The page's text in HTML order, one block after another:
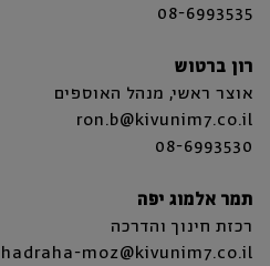
08-6993535
רון ברטוש
אוצר ראשי, מנהל האוספים
ron.b@kivunim7.co.il
08-6993530
תמר אלמוג יפה
רכזת חינוך והדרכה
hadraha-moz@kivunim7.co.il